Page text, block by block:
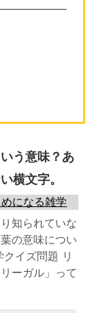
う意味？あ
横文字。
になる雑学
知られていな
の意味につい
イズ問題 リ
ーガル」って